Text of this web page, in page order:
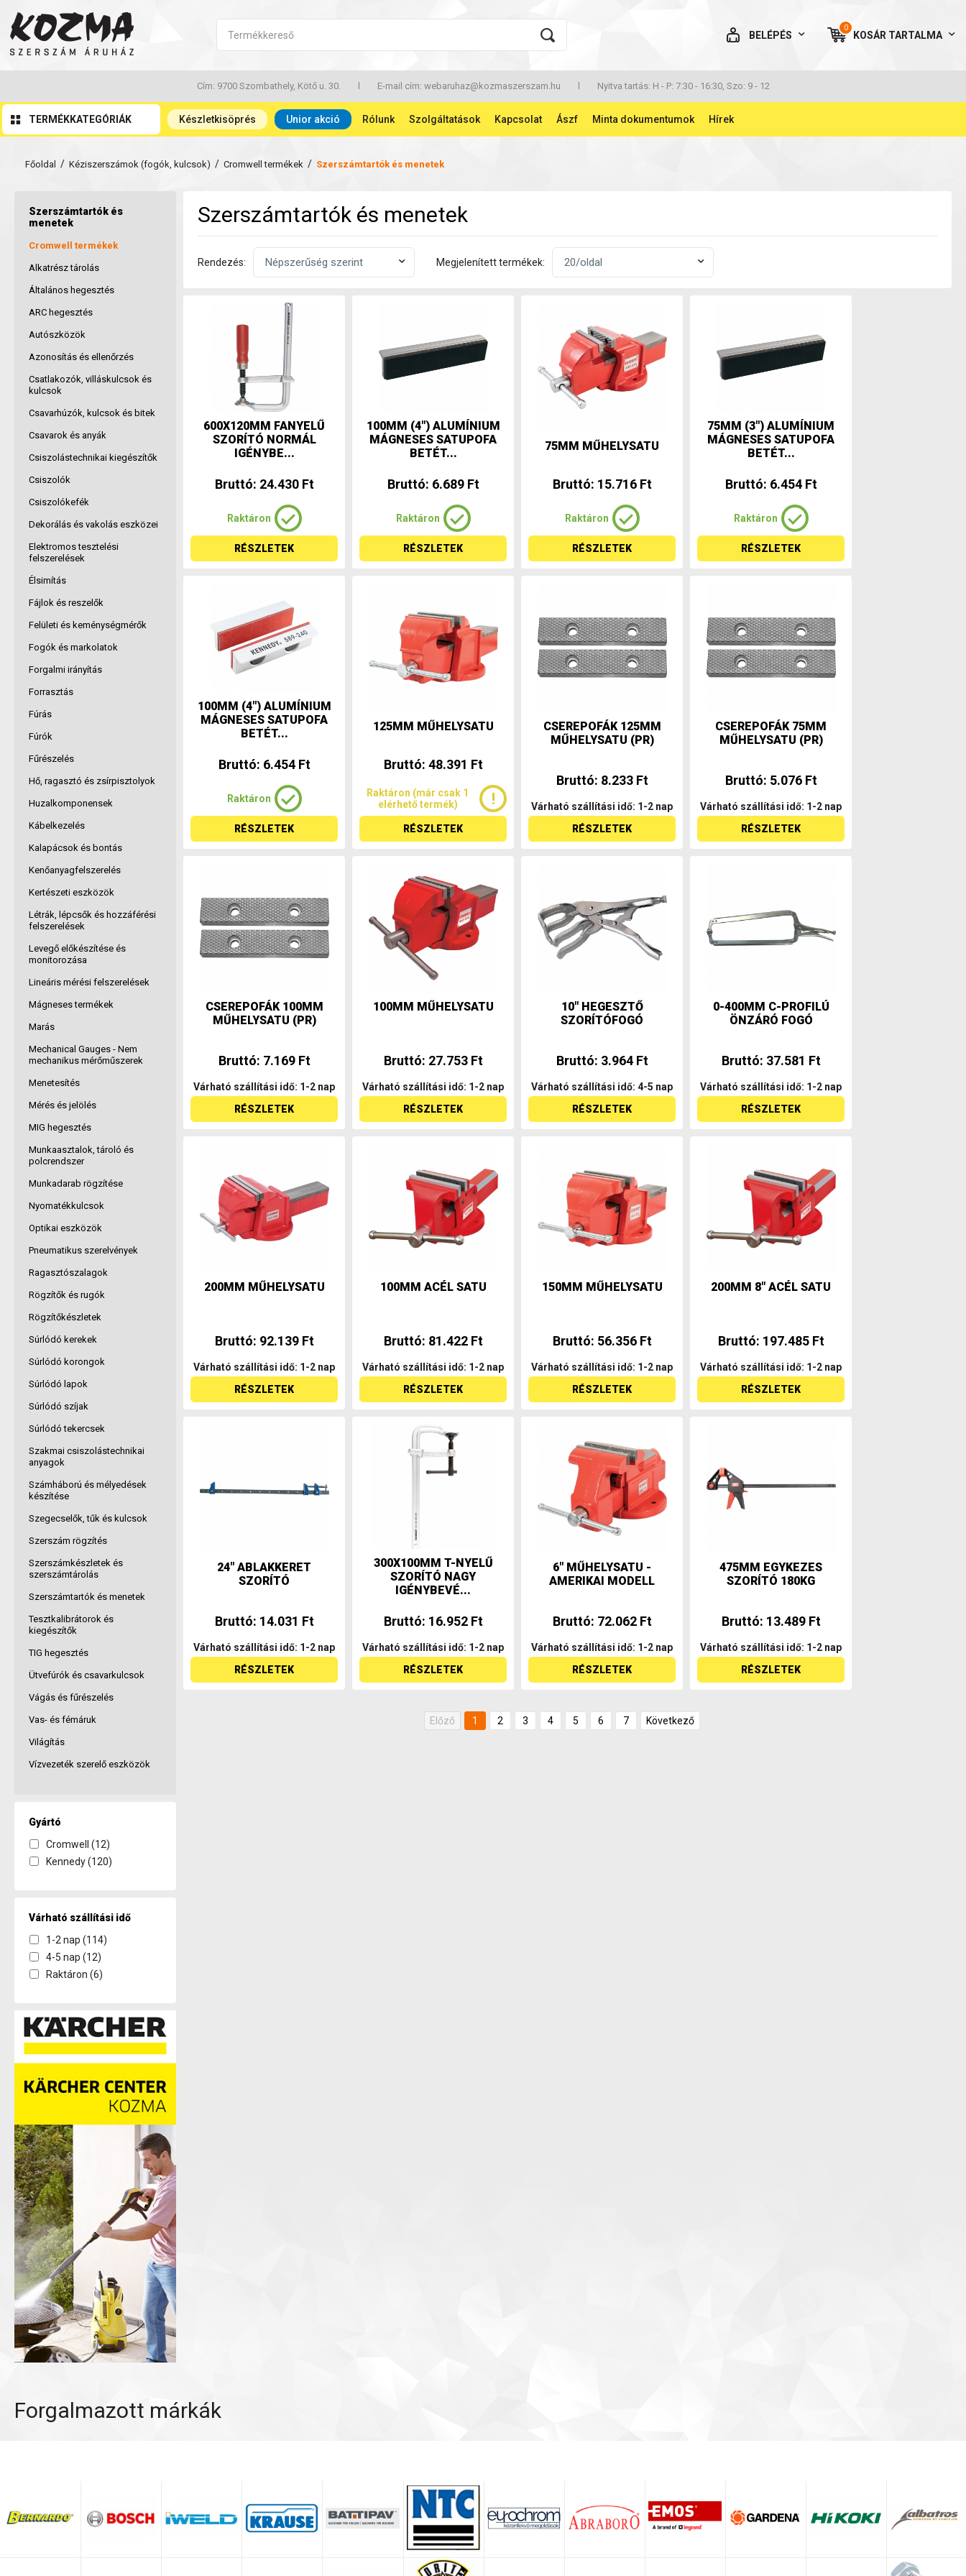
BELÉPÉS
0
KOSÁR TARTALMA
AZ ÖN KOSARA ÜRES
Cím: 9700 Szombathely, Kötő u. 30. E-mail cím: webaruhaz@kozmaszerszam.hu Nyitva tartás: H - P: 7:30 - 16:30, Szo: 9 - 12
TERMÉKKATEGÓRIÁK Készletkisöprés Unior akció Rólunk Szolgáltatások Kapcsolat Ászf Minta dokumentumok Hírek
Főoldal / Kéziszerszámok (fogók, kulcsok) / Cromwell termékek / Szerszámtartók és menetek
Szerszámtartók és
menetek
Cromwell termékek
Alkatrész tárolás
Általános hegesztés
ARC hegesztés
Autószközök
Azonosítás és ellenőrzés
Csatlakozók, villáskulcsok és
kulcsok
Csavarhúzók, kulcsok és bitek
Csavarok és anyák
Csiszolástechnikai kiegészítők
Csiszolók
Csiszolókefék
Dekorálás és vakolás eszközei
Elektromos tesztelési
felszerelések
Élsimítás
Fájlok és reszelők
Felületi és keménységmérők
Fogók és markolatok
Forgalmi irányítás
Forrasztás
Fúrás
Fúrók
Fűrészelés
Hő, ragasztó és zsírpisztolyok
Huzalkomponensek
Kábelkezelés
Kalapácsok és bontás
Kenőanyagfelszerelés
Kertészeti eszközök
Létrák, lépcsők és hozzáférési
felszerelések
Levegő előkészítése és
monitorozása
Lineáris mérési felszerelések
Mágneses termékek
Marás
Mechanical Gauges - Nem
mechanikus mérőműszerek
Menetesítés
Mérés és jelölés
MIG hegesztés
Munkaasztalok, tároló és
polcrendszer
Munkadarab rögzítése
Nyomatékkulcsok
Optikai eszközök
Pneumatikus szerelvények
Ragasztószalagok
Rögzítők és rugók
Rögzítőkészletek
Súrlódó kerekek
Súrlódó korongok
Súrlódó lapok
Súrlódó szíjak
Súrlódó tekercsek
Szakmai csiszolástechnikai
anyagok
Számháború és mélyedések
készítése
Szegecselők, tűk és kulcsok
Szerszám rögzítés
Szerszámkészletek és
szerszámtárolás
Szerszámtartók és menetek
Tesztkalibrátorok és
kiegészítők
TIG hegesztés
Ütvefúrók és csavarkulcsok
Vágás és fűrészelés
Vas- és fémáruk
Világítás
Vízvezeték szerelő eszközök
Gyártó
Cromwell (12)
Kennedy (120)
Várható szállítási idő
1-2 nap (114)
4-5 nap (12)
Raktáron (6)
Szerszámtartók és menetek
Rendezés: Megjelenített termékek:
600X120MM FANYELŰ
SZORÍTÓ NORMÁL
IGÉNYBE...
Bruttó: 24.430 Ft
Raktáron
RÉSZLETEK
100MM (4") ALUMÍNIUM
MÁGNESES SATUPOFA
BETÉT...
Bruttó: 6.689 Ft
Raktáron
RÉSZLETEK
75MM MŰHELYSATU
Bruttó: 15.716 Ft
Raktáron
RÉSZLETEK
75MM (3") ALUMÍNIUM
MÁGNESES SATUPOFA
BETÉT...
Bruttó: 6.454 Ft
Raktáron
RÉSZLETEK
100MM (4") ALUMÍNIUM
MÁGNESES SATUPOFA
BETÉT...
Bruttó: 6.454 Ft
Raktáron
RÉSZLETEK
125MM MŰHELYSATU
Bruttó: 48.391 Ft
Raktáron (már csak 1
elérhető termék)
RÉSZLETEK
CSEREPOFÁK 125MM
MŰHELYSATU (PR)
Bruttó: 8.233 Ft
Várható szállítási idő: 1-2 nap
RÉSZLETEK
CSEREPOFÁK 75MM
MŰHELYSATU (PR)
Bruttó: 5.076 Ft
Várható szállítási idő: 1-2 nap
RÉSZLETEK
CSEREPOFÁK 100MM
MŰHELYSATU (PR)
Bruttó: 7.169 Ft
Várható szállítási idő: 1-2 nap
RÉSZLETEK
100MM MŰHELYSATU
Bruttó: 27.753 Ft
Várható szállítási idő: 1-2 nap
RÉSZLETEK
10" HEGESZTŐ
SZORÍTÓFOGÓ
Bruttó: 3.964 Ft
Várható szállítási idő: 4-5 nap
RÉSZLETEK
0-400MM C-PROFILÚ
ÖNZÁRÓ FOGÓ
Bruttó: 37.581 Ft
Várható szállítási idő: 1-2 nap
RÉSZLETEK
200MM MŰHELYSATU
Bruttó: 92.139 Ft
Várható szállítási idő: 1-2 nap
RÉSZLETEK
100MM ACÉL SATU
Bruttó: 81.422 Ft
Várható szállítási idő: 1-2 nap
RÉSZLETEK
150MM MŰHELYSATU
Bruttó: 56.356 Ft
Várható szállítási idő: 1-2 nap
RÉSZLETEK
200MM 8" ACÉL SATU
Bruttó: 197.485 Ft
Várható szállítási idő: 1-2 nap
RÉSZLETEK
24" ABLAKKERET
SZORÍTÓ
Bruttó: 14.031 Ft
Várható szállítási idő: 1-2 nap
RÉSZLETEK
300X100MM T-NYELŰ
SZORÍTÓ NAGY
IGÉNYBEVÉ...
Bruttó: 16.952 Ft
Várható szállítási idő: 1-2 nap
RÉSZLETEK
6" MŰHELYSATU -
AMERIKAI MODELL
Bruttó: 72.062 Ft
Várható szállítási idő: 1-2 nap
RÉSZLETEK
475MM EGYKEZES
SZORÍTÓ 180KG
Bruttó: 13.489 Ft
Várható szállítási idő: 1-2 nap
RÉSZLETEK
Előző 1 2 3 4 5 6 7 Következő
Forgalmazott márkák